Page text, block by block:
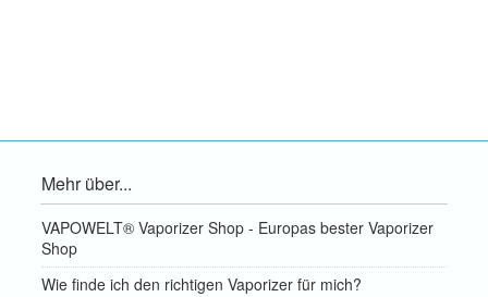
Mehr über...
VAPOWELT® Vaporizer Shop - Europas bester Vaporizer
Shop
Wie finde ich den richtigen Vaporizer für mich?